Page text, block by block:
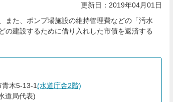
更新日：2019年04月01日
また、ポンプ場施設の維持管理費などの「汚水
の建設するために借り入れした市債を返済する
木5-13-1(水道庁舎2階)
道局代表)